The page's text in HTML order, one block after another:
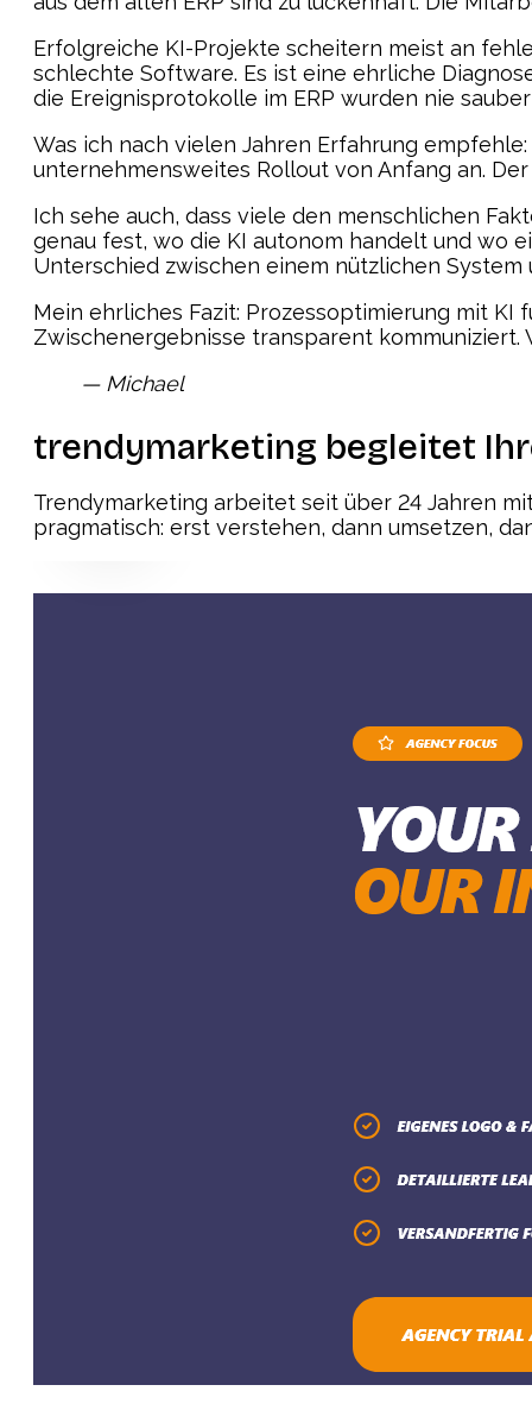
Erfolgreiche KI-Projekte scheitern meist an
schlechte Software. Es ist eine ehrliche
die Ereignisprotokolle im ERP wurden nie
Was ich nach vielen Jahren Erfahrung
unternehmensweites Rollout von Anfang an.
Ich sehe auch, dass viele den menschlichen
genau fest, wo die KI autonom handelt und wo
Unterschied zwischen einem nützlichen
Mein ehrliches Fazit: Prozessoptimierung mit KI
Zwischenergebnisse transparent
— Michael
trendymarketing begleitet
Trendymarketing arbeitet seit über 24 Jahren
pragmatisch: erst verstehen, dann umsetzen,